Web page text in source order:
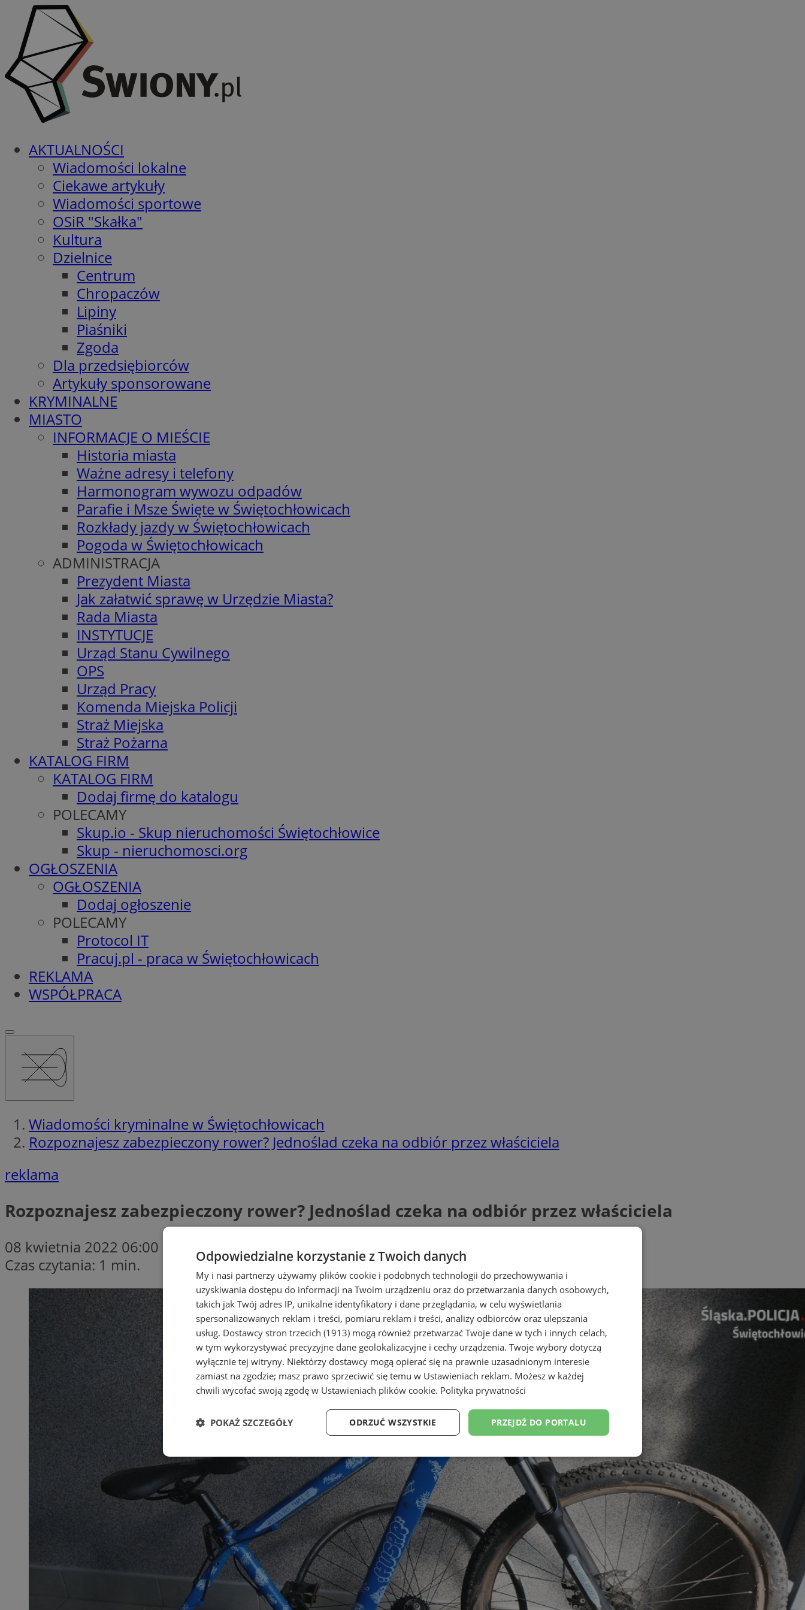
AKTUALNOŚCI
Wiadomości lokalne
Ciekawe artykuły
Wiadomości sportowe
OSiR "Skałka"
Kultura
Dzielnice
Centrum
Chropaczów
Lipiny
Piaśniki
Zgoda
Dla przedsiębiorców
Artykuły sponsorowane
KRYMINALNE
MIASTO
INFORMACJE O MIEŚCIE
Historia miasta
Ważne adresy i telefony
Harmonogram wywozu odpadów
Parafie i Msze Święte w Świętochłowicach
Rozkłady jazdy w Świętochłowicach
Pogoda w Świętochłowicach
ADMINISTRACJA
Prezydent Miasta
Jak załatwić sprawę w Urzędzie Miasta?
Rada Miasta
INSTYTUCJE
Urząd Stanu Cywilnego
OPS
Urząd Pracy
Komenda Miejska Policji
Straż Miejska
Straż Pożarna
KATALOG FIRM
KATALOG FIRM
Dodaj firmę do katalogu
POLECAMY
Skup.io - Skup nieruchomości Świętochłowice
Skup - nieruchomosci.org
OGŁOSZENIA
OGŁOSZENIA
Dodaj ogłoszenie
POLECAMY
Protocol IT
Pracuj.pl - praca w Świętochłowicach
REKLAMA
WSPÓŁPRACA
Wiadomości kryminalne w Świętochłowicach
Rozpoznajesz zabezpieczony rower? Jednoślad czeka na odbiór przez właściciela
reklama
Rozpoznajesz zabezpieczony rower? Jednoślad czeka na odbiór przez właściciela
08 kwietnia 2022 06:00
Czas czytania: 1 min.
Odpowiedzialne korzystanie z Twoich danych
My i nasi partnerzy używamy plików cookie i podobnych technologii do przechowywania i
uzyskiwania dostępu do informacji na Twoim urządzeniu oraz do przetwarzania danych osobowych,
takich jak Twój adres IP, unikalne identyfikatory i dane przeglądania, w celu wyświetlania
spersonalizowanych reklam i treści, pomiaru reklam i treści, analizy odbiorców oraz ulepszania
usług. Dostawcy stron trzecich (1913) mogą również przetwarzać Twoje dane w tych i innych celach,
w tym wykorzystywać precyzyjne dane geolokalizacyjne i cechy urządzenia. Twoje wybory dotyczą
wyłącznie tej witryny. Niektórzy dostawcy mogą opierać się na prawnie uzasadnionym interesie
zamiast na zgodzie; masz prawo sprzeciwić się temu w Ustawieniach reklam. Możesz w każdej
chwili wycofać swoją zgodę w Ustawieniach plików cookie. Polityka prywatności
PRZEJDŹ DO PORTALU
ODRZUĆ WSZYSTKIE
POKAŻ SZCZEGÓŁY
Niezbędne Wydajność Targetowanie Funkcjonalność Niesklasyfikowane
Niezbędne Wydajność Targetowanie Funkcjonalność Niesklasyfikowane
Niezbędne pliki cookie umożliwiają korzystanie z podstawowych funkcji strony internetowej, takich jak logowanie użytkownika i
zarządzanie kontem. Bez niezbędnych plików cookie nie można prawidłowo korzystać ze strony internetowej.
Provider
Domena
Okres
przechowywania
Opis